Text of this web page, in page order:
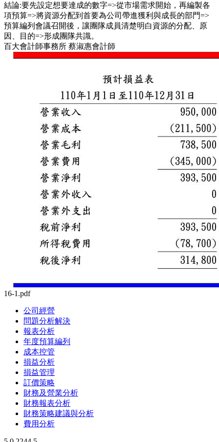
結論:要先設定想要達成的數字=>從市場需求開始，再編製各
項預算=>將資源分配到首要為公司帶進獲利與成長的部門=>
預算編列會議召開後，讓團隊成員清楚明白資源的分配、原
因、目的=>形成團隊共識。
百大會計師事務所 蔡淑惠會計師
16-1.pdf
公司經營
問題分析解決
報表分析
年度預算編列
成本控管
損益分析
損益管理
訂價策略
財務及營業分析
財務報表分析
財務策略建議與分析
費用分析